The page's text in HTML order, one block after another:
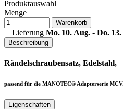
Produktauswahl
Menge
Warenkorb
Lieferung Mo. 10. Aug. - Do.
Beschreibung
Rändelschraubensatz, Edelstahl,
passend für die MANOTEC® Adapterserie
Eigenschaften